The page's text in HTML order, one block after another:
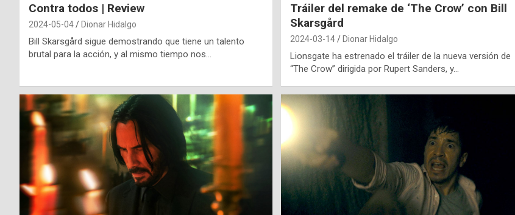
Contra todos | Review
2024-05-04 Dionar Hidalgo
Bill Skarsgård sigue demostrando que tiene un talento
brutal para la acción, y al mismo tiempo nos…
Tráiler del remake de ‘The Crow’ con Bill
Skarsgård
2024-03-14 Dionar Hidalgo
Lionsgate ha estrenado el tráiler de la nueva versión de
“The Crow” dirigida por Rupert Sanders, y…